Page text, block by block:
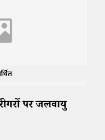
पर जलवायु